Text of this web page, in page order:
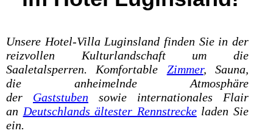
Unsere Hotel-Villa Luginsland finden Sie in der
reizvollen Kulturlandschaft um die
Saaletalsperren. Komfortable Zimmer, Sauna,
die anheimelnde Atmosphäre
der Gaststuben sowie internationales Flair
an Deutschlands ältester Rennstreckeladen Sie
ein.